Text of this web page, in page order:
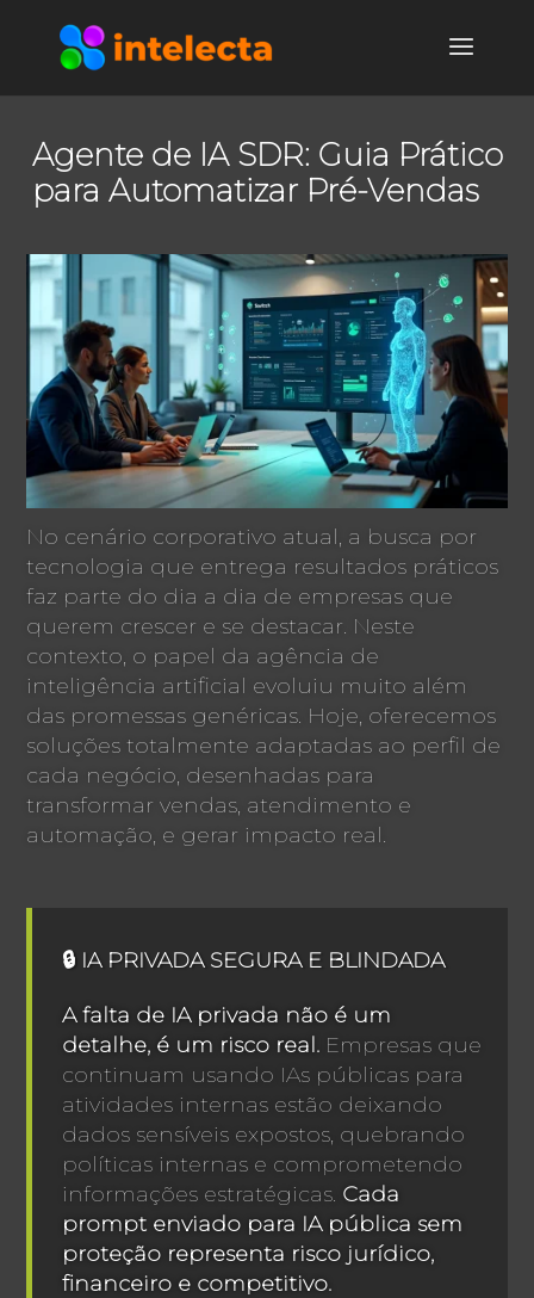
Agente de IA SDR: Guia Prático
para Automatizar Pré-Vendas
No cenário corporativo atual, a busca por
tecnologia que entrega resultados práticos
faz parte do dia a dia de empresas que
querem crescer e se destacar. Neste
contexto, o papel da agência de
inteligência artificial evoluiu muito além
das promessas genéricas. Hoje, oferecemos
soluções totalmente adaptadas ao perfil de
cada negócio, desenhadas para
transformar vendas, atendimento e
automação, e gerar impacto real.
🔒 IA PRIVADA SEGURA E BLINDADA
A falta de IA privada não é um
detalhe, é um risco real. Empresas que
continuam usando IAs públicas para
atividades internas estão deixando
dados sensíveis expostos, quebrando
políticas internas e comprometendo
informações estratégicas. Cada
prompt enviado para IA pública sem
proteção representa risco jurídico,
financeiro e competitivo.